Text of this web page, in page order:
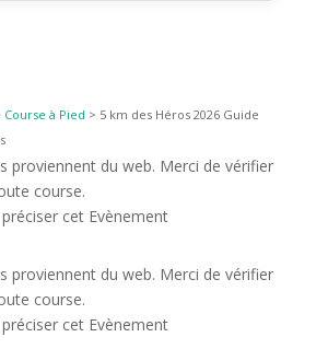
Course à Pied > 5 km des Héros 2026 Guide
proviennent du web. Merci de vérifier
course.
cet Evènement
proviennent du web. Merci de vérifier
course.
cet Evènement